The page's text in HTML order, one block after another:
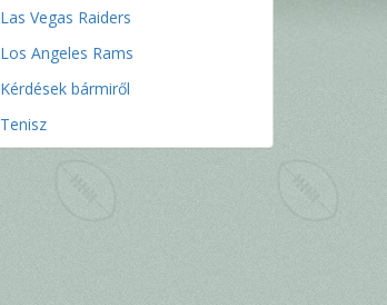
Las Vegas Raiders
Los Angeles Rams
Kérdések bármiről
Tenisz